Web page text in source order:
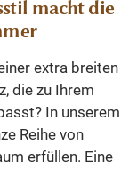
macht die
extra breiten
die zu Ihrem
In unserem
Reihe von
erfüllen. Eine